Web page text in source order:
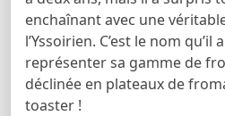
enchaînant avec une
l’Yssoirien. C’est le nom
représenter sa gamme de
déclinée en plateaux de
toaster !